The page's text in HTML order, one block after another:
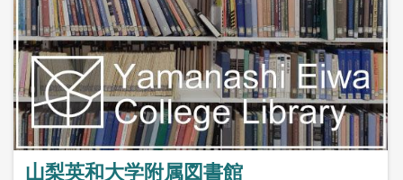
山梨英和大学附属図書館